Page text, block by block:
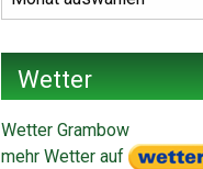
Wetter
Wetter Grambow
mehr Wetter auf